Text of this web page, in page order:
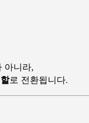
아니라,
로 전환됩니다.